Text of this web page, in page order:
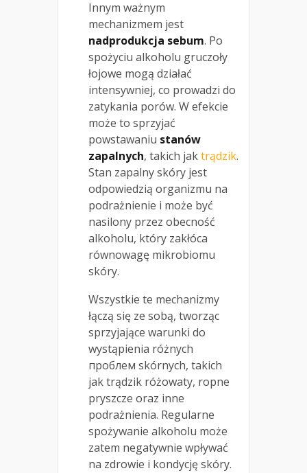
Innym ważnym
mechanizmem jest
nadprodukcja sebum. Po
spożyciu alkoholu gruczoły
łojowe mogą działać
intensywniej, co prowadzi do
zatykania porów. W efekcie
może to sprzyjać
powstawaniu stanów
zapalnych, takich jaktrądzik.
Stan zapalny skóry jest
odpowiedzią organizmu na
podrażnienie i może być
nasilony przez obecność
alkoholu, który zakłóca
równowagę mikrobiomu
skóry.
Wszystkie te mechanizmy
łączą się ze sobą, tworząc
sprzyjające warunki do
wystąpienia różnych
проблем skórnych, takich
jak trądzik różowaty, ropne
pryszcze oraz inne
podrażnienia. Regularne
spożywanie alkoholu może
zatem negatywnie wpływać
na zdrowie i kondycję skóry.